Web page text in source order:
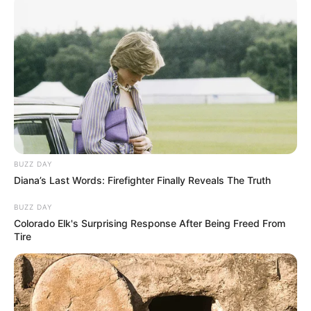
memiliki makanan khasnya sendiri untuk berbuka puasa.
Dilansir dariMans World India, ada 7 makanan khas berbuka dari
berbagai negara di dunia. Apa saja ya? ini dia daftarnya.
Baca juga:Alami Dehidrasi Saat Puasa? Ini 4 Cara
Mengatasinya
1. Kazakhstan – Beshbarmak
BUZZ DAY
Diana’s Last Words: Firefighter Finally Reveals The Truth
BUZZ DAY
Colorado Elk's Surprising Response After Being Freed From
Tire